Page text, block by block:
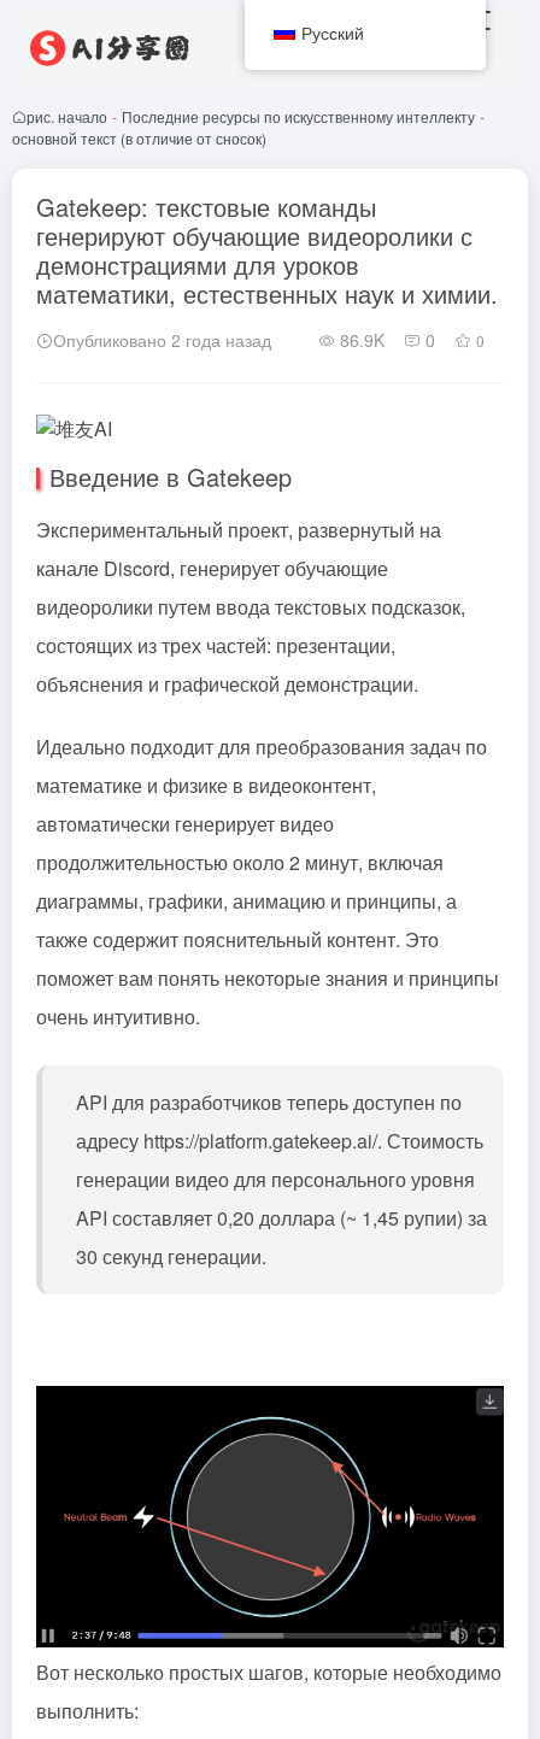
рис. начало - Последние ресурсы по искусственному интеллекту -
основной текст (в отличие от сносок)
Gatekeep: текстовые команды
генерируют обучающие видеоролики с
демонстрациями для уроков
математики, естественных наук и химии.
Опубликовано 2 года назад 86.9K 0 0
Введение в Gatekeep
Экспериментальный проект, развернутый на
канале Discord, генерирует обучающие
видеоролики путем ввода текстовых подсказок,
состоящих из трех частей: презентации,
объяснения и графической демонстрации.
Идеально подходит для преобразования задач по
математике и физике в видеоконтент,
автоматически генерирует видео
продолжительностью около 2 минут, включая
диаграммы, графики, анимацию и принципы, а
также содержит пояснительный контент. Это
поможет вам понять некоторые знания и принципы
очень интуитивно.
API для разработчиков теперь доступен по
адресу https://platform.gatekeep.ai/. Стоимость
генерации видео для персонального уровня
API составляет 0,20 доллара (~ 1,45 рупии) за
30 секунд генерации.
Вот несколько простых шагов, которые необходимо
выполнить:
Русский